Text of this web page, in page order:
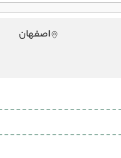
اصفهان